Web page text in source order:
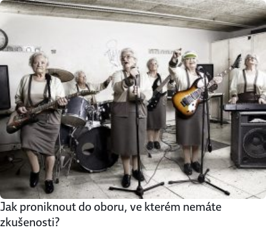
poslední, takže firmy s tím už počítají. Alespoň některé.
Takže – jak si usnadnit návrat do kariérního života? Není
školka …
Jak proniknout do oboru, ve kterém nemáte
zkušenosti?